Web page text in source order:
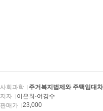
사회과학
주거복지법제와 주택임대
저자
이은희·여경수
판매가
23,000